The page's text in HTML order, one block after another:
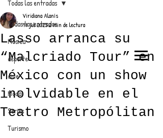
EL TRENDY TOP
CON EDDY MARTINEZ
Todas las entradas
Música
deporte
cine
Moda
Series
Turismo
Todas las entradas
Lasso arranca su
“Malcriado Tour” en
México con un show
inolvidable en el
Teatro Metropólitan
Viridiana Alanís
17 jul 20252 min de lectura